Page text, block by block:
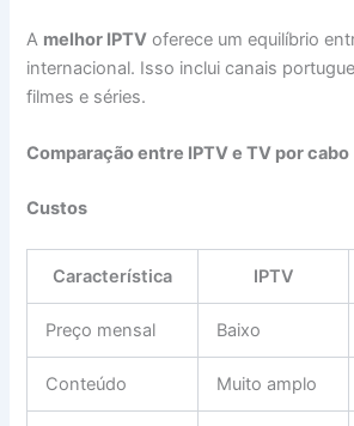
A melhor IPTV oferece um equilíbrio
internacional. Isso inclui canais
filmes e séries.
Comparação entre IPTV e TV por cabo
Custos
Característica IPTV
Preço mensal Baixo
Conteúdo Muito amplo